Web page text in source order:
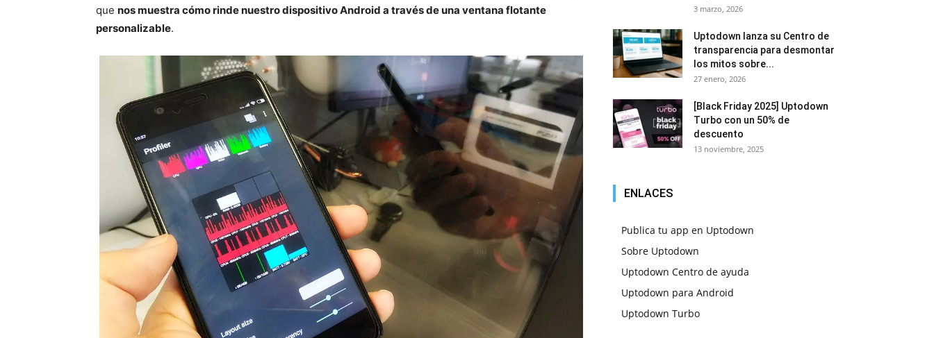
que nos muestra cómo rinde nuestro dispositivo Android a través de una ventana flotante
personalizable.
3 marzo, 2026
Uptodown lanza su Centro de
transparencia para desmontar
los mitos sobre...
27 enero, 2026
[Black Friday 2025] Uptodown
Turbo con un 50% de
descuento
13 noviembre, 2025
ENLACES
Publica tu app en Uptodown
Sobre Uptodown
Uptodown Centro de ayuda
Uptodown para Android
Uptodown Turbo